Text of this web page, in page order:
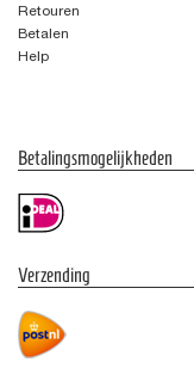
Retouren
Betalen
Help
Betalingsmogelijkheden
Verzending